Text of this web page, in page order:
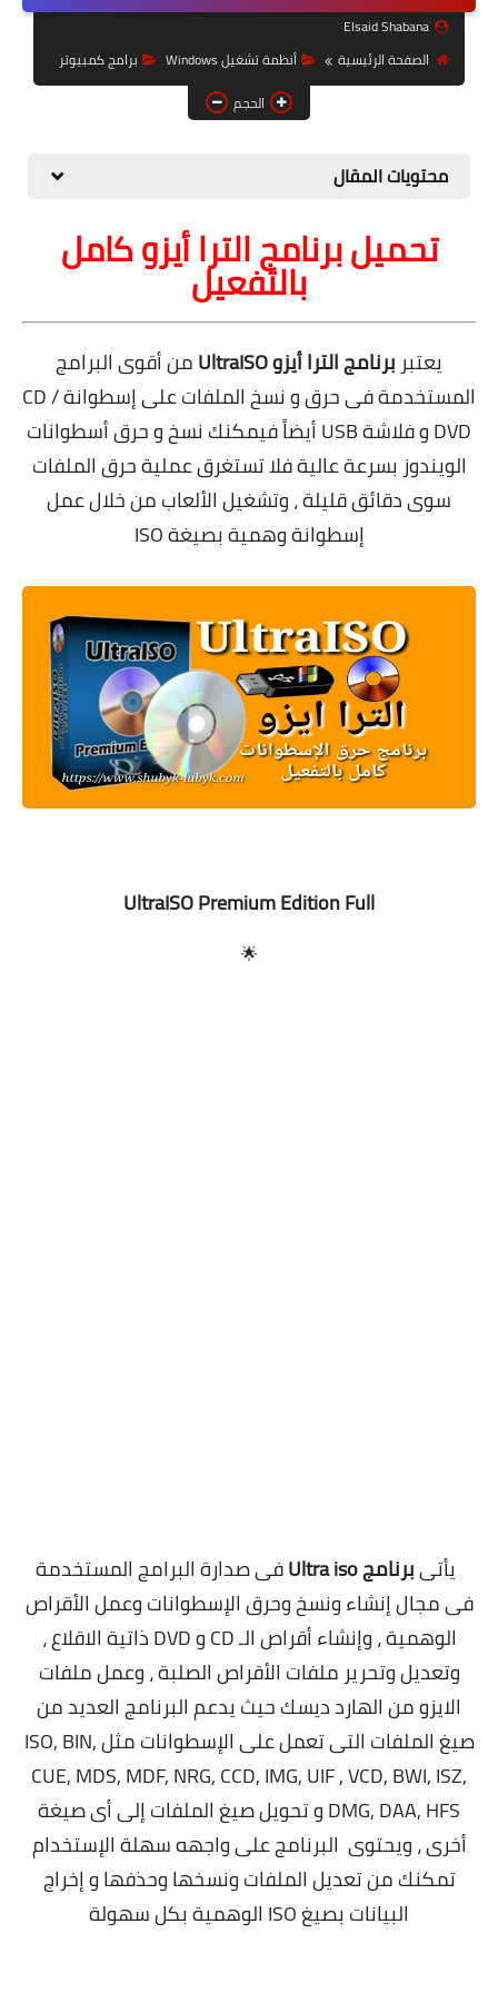
تحديث الرسيفرات
أنظمة تشغيل Windows
قصة وعبرة
حماية
أدوات كهربائية
قوالب وشروحات بلوجر
كوميدي
معلومات عامة
Elsaid Shabana
الصفحة الرئيسية
أنظمة تشغيل Windows
برامج كمبيوتر
الحجم
محتويات المقال
تحميل برنامج الترا أيزو كامل
بالتفعيل
يعتبر برنامج الترا أيزوUltraISOمن أقوى البرامج
المستخدمة فى حرق و نسخ الملفات على إسطوانة CD /
DVD و فلاشة USB أيضاً فيمكنك نسخ و حرق أسطوانات
الويندوز بسرعة عالية فلا تستغرق عملية حرق الملفات
سوى دقائق قليلة ، وتشغيل الألعاب من خلال عمل
إسطوانة وهمية بصيغة ISO
UltraISO Premium Edition Full
🌟
يأتىبرنامج Ultra iso
فى صدارة البرامج المستخدمة
فى مجال إنشاء ونسخ وحرق الإسطوانات وعمل الأقراص
الوهمية ، وإنشاء أقراص الـ CD و DVD ذاتية الاقلاع ،
وتعديل وتحرير ملفات الأقراص الصلبة ، وعمل ملفات
الايزو من الهارد ديسك حيث يدعم البرنامج العديد من
صيغ الملفات التى تعمل على الإسطوانات مثل ISO, BIN,
CUE, MDS, MDF, NRG, CCD, IMG, UIF , VCD, BWI, ISZ,
DMG, DAA, HFS و تحويل صيغ الملفات إلى أى صيغة
أخرى ، ويحتوى البرنامج على واجهه سهلة الإستخدام
تمكنك من تعديل الملفات ونسخها وحذفها و إخراج
البيانات بصيغ ISO الوهمية بكل سهولة